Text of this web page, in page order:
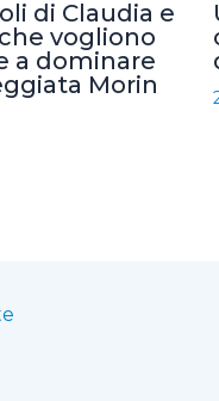
i
di Claudia e
vogliono
a dominare
Morin